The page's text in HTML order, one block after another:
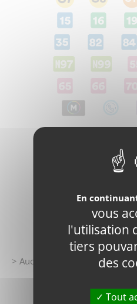
> Aucune perturbation prévue
Toute
En
vous
l'utilisation
tiers
des
Tout